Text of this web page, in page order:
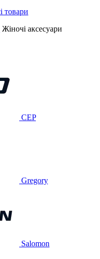
Жіночі аксесуари
CEP
Gregory
Salomon